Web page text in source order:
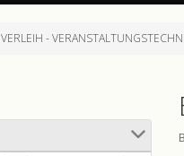
VERLEIH -